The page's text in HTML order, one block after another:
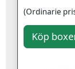
(Ordinarie